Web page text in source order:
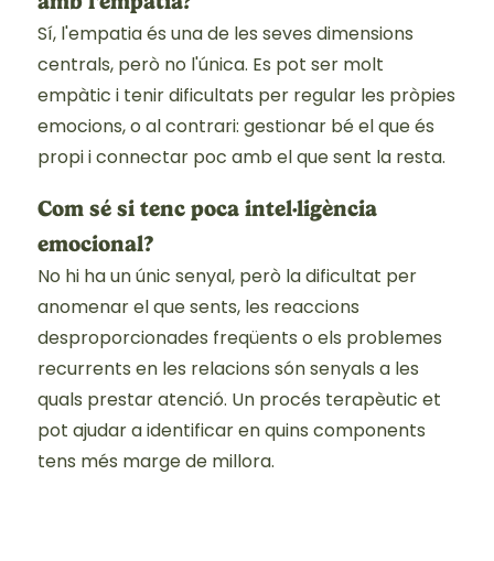
Sí, l'empatia és una de les seves dimensions
centrals, però no l'única. Es pot ser molt
empàtic i tenir dificultats per regular les pròpies
emocions, o al contrari: gestionar bé el que és
propi i connectar poc amb el que sent la resta.
Com sé si tenc poca intel·ligència
emocional?
No hi ha un únic senyal, però la dificultat per
anomenar el que sents, les reaccions
desproporcionades freqüents o els problemes
recurrents en les relacions són senyals a les
quals prestar atenció. Un procés terapèutic et
pot ajudar a identificar en quins components
tens més marge de millora.